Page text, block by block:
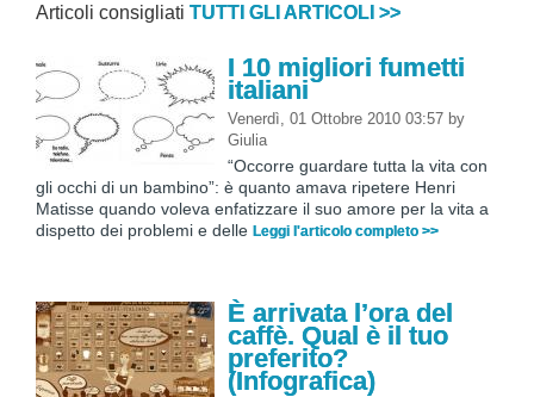
Articoli consigliati TUTTI GLI ARTICOLI >>
I 10 migliori fumetti
italiani
Venerdì, 01 Ottobre 2010 03:57 by
Giulia
“Occorre guardare tutta la vita con
gli occhi di un bambino”: è quanto amava ripetere Henri
Matisse quando voleva enfatizzare il suo amore per la vita a
dispetto dei problemi e delle Leggi l'articolo completo >>
È arrivata l’ora del
caffè. Qual è il tuo
preferito?
(Infografica)